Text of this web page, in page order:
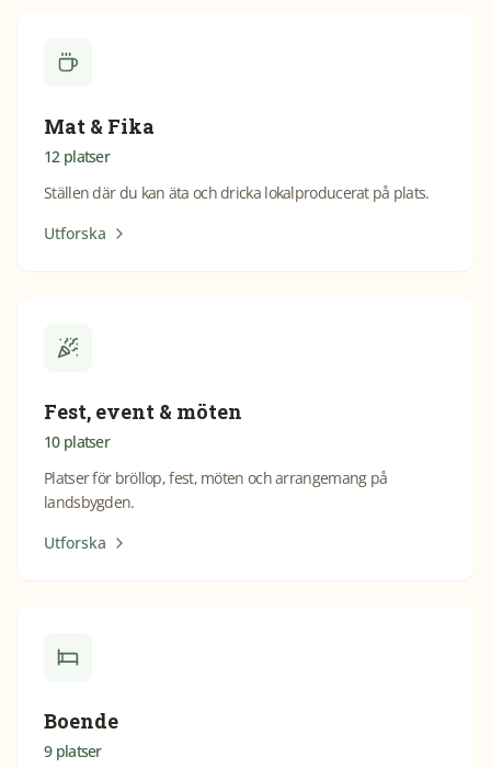
Mat & Fika
12 platser
Ställen där du kan äta och dricka lokalproducerat på plats.
Utforska
Fest, event & möten
10 platser
Platser för bröllop, fest, möten och arrangemang på
landsbygden.
Utforska
Boende
9 platser